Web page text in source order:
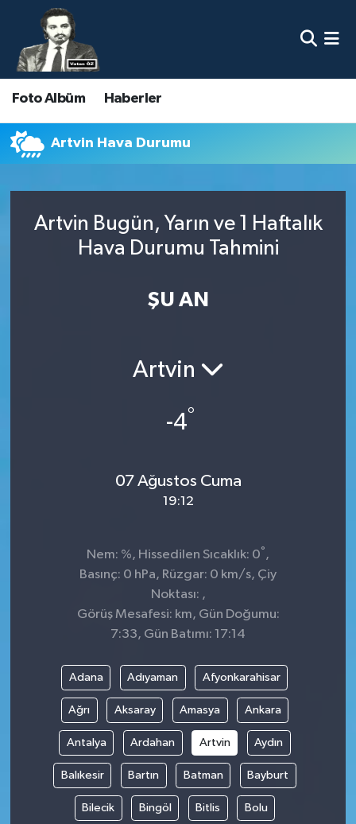
Foto Albüm Haberler
Artvin Hava Durumu
Artvin Bugün, Yarın ve 1 Haftalık
Hava Durumu Tahmini
ŞU AN
Artvin
-4°
07 Ağustos Cuma
19:12
Nem: %, Hissedilen Sıcaklık: 0° ,
Basınç: 0 hPa, Rüzgar: 0 km/s, Çiy
Noktası: ,
Görüş Mesafesi: km, Gün Doğumu:
7:33, Gün Batımı: 17:14
Adana Adıyaman Afyonkarahisar
Ağrı Aksaray Amasya Ankara
Antalya Ardahan Artvin Aydın
Balıkesir Bartın Batman Bayburt
Bilecik Bingöl Bitlis Bolu
Nöbetçi Eczaneler
Hava Durumu
Namaz Vakitleri
Süper Lig Puan Durumu ve Fikstür
Son Dakika Haberleri